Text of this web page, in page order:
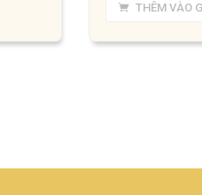
THÊM VÀO